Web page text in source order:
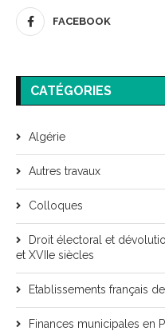
FACEBOOK
CATÉGORIES
Algérie
Autres travaux
Colloques
Droit électoral et
et XVIIe siècles
Etablissements français de
Finances municipales en